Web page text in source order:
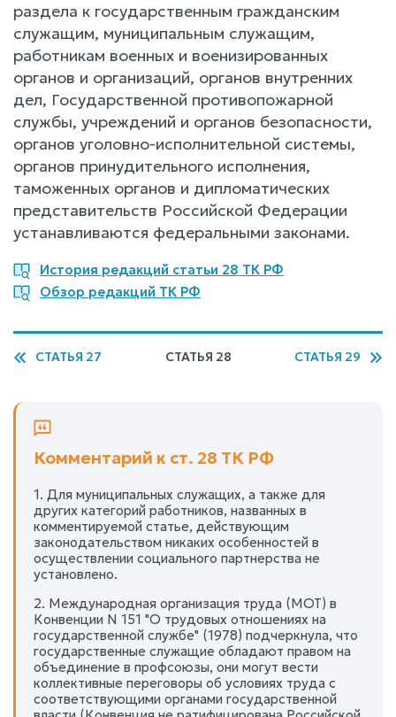
раздела к государственным гражданским
служащим, муниципальным служащим,
работникам военных и военизированных
органов и организаций, органов внутренних
дел, Государственной противопожарной
службы, учреждений и органов безопасности,
органов уголовно-исполнительной системы,
органов принудительного исполнения,
таможенных органов и дипломатических
представительств Российской Федерации
устанавливаются федеральными законами.
История редакций статьи 28 ТК РФ
Обзор редакций ТК РФ
СТАТЬЯ 27 СТАТЬЯ 28 СТАТЬЯ 29
Комментарий к ст. 28 ТК РФ
1. Для муниципальных служащих, а также для
других категорий работников, названных в
комментируемой статье, действующим
законодательством никаких особенностей в
осуществлении социального партнерства не
установлено.
2. Международная организация труда (МОТ) в
Конвенции N 151 "О трудовых отношениях на
государственной службе" (1978) подчеркнула, что
государственные служащие обладают правом на
объединение в профсоюзы, они могут вести
коллективные переговоры об условиях труда с
соответствующими органами государственной